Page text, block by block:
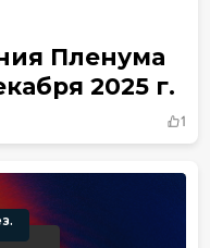
Пленума
2025 г.
1